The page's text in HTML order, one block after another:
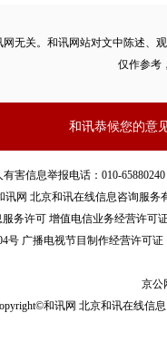
网无关。和讯网站对文中陈述
仅作参考
和讯恭候您的意
害信息举报电话：010-
讯网 北京和讯在线信息咨询服
服务许可 增值电信业务经营许可
号 广播电视节目制作经营许可证
京公
和讯网 北京和讯在线信